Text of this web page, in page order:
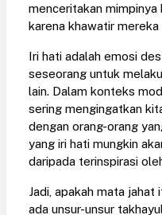
menceritakan mimpinya
karena khawatir mereka
Iri hati adalah emosi
seseorang untuk
lain. Dalam konteks
sering mengingatkan
dengan orang-orang
yang iri hati mungkin
daripada terinspirasi
Jadi, apakah mata
ada unsur-unsur